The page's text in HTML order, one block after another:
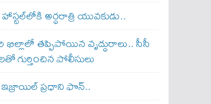
అర్ధరాత్రి యువకుడు..
తప్పిపోయిన వృద్ధురాలు.. సీసీ
గుర్తించిన పోలీసులు
ప్ర‌ధాని ఫొన్..